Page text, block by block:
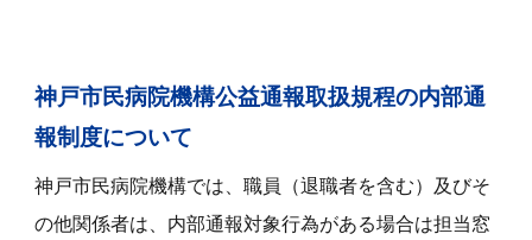
神戸市民病院機構公益通報取扱規程の内部通
報制度について
神戸市民病院機構では、職員（退職者を含む）及びそ
の他関係者は、内部通報対象行為がある場合は担当窓